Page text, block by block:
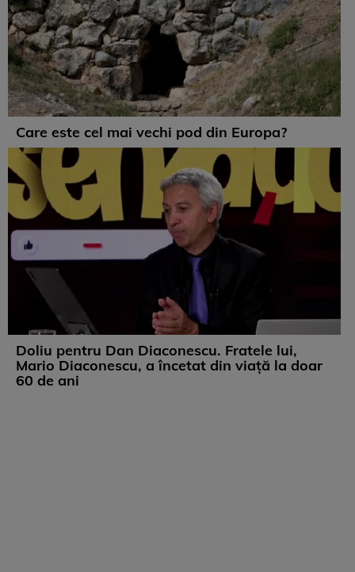
Care este cel mai vechi pod din Europa?
Doliu pentru Dan Diaconescu. Fratele lui,
Mario Diaconescu, a încetat din viață la doar
60 de ani